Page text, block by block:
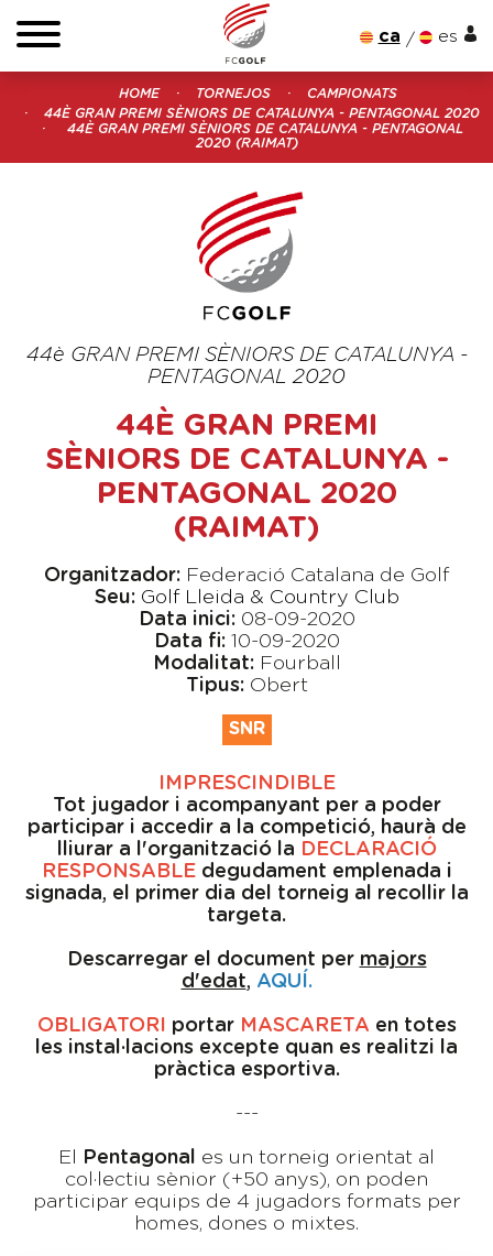
ca es
HOME TORNEJOS
CAMPIONATS
44È GRAN PREMI SÈNIORS DE CATALUNYA - PENTAGONAL 2020
44È GRAN PREMI SÈNIORS DE CATALUNYA - PENTAGONAL
2020 (RAIMAT)
44è GRAN PREMI SÈNIORS DE CATALUNYA -
PENTAGONAL 2020
44È GRAN PREMI
SÈNIORS DE CATALUNYA -
PENTAGONAL 2020
(RAIMAT)
Organitzador: Federació Catalana de Golf
Seu: Golf Lleida & Country Club
Data inici: 08-09-2020
Data fi: 10-09-2020
Modalitat: Fourball
Tipus: Obert
SNR
IMPRESCINDIBLE
Tot jugador i acompanyant per a poder
participar i accedir a la competició, haurà de
lliurar a l'organització la DECLARACIÓ
RESPONSABLEdegudament emplenada i
signada, el primer dia del torneig al recollir la
targeta.
Descarregar el document per majors
d'edat, AQUÍ.
OBLIGATORI portar MASCARETA en totes
les instal·lacions excepte quan es realitzi la
pràctica esportiva.
---
El Pentagonal es un torneig orientat al
col·lectiu sènior (+50 anys), on poden
participar equips de 4 jugadors formats per
homes, dones o mixtes.